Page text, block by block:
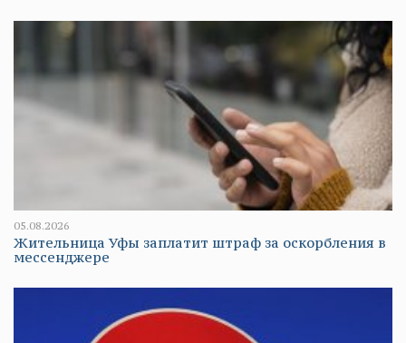
05.08.2026
Жительница Уфы заплатит штраф за оскорбления в
мессенджере